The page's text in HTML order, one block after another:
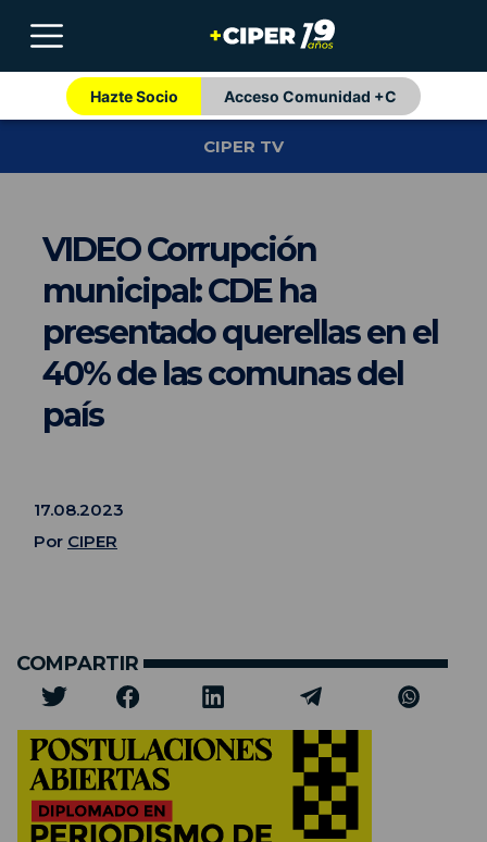
Hazte Socio Acceso Comunidad +C
CIPER TV
VIDEO Corrupción
municipal: CDE ha
presentado querellas en el
40% de las comunas del
país
17.08.2023
Por CIPER
COMPARTIR